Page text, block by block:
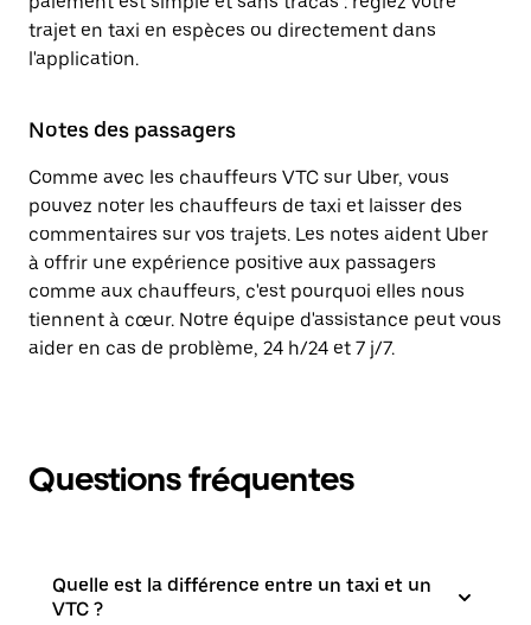
trajet en taxi en espèces ou directement dans
l'application.
Notes des passagers
Comme avec les chauffeurs VTC sur Uber, vous
pouvez noter les chauffeurs de taxi et laisser des
commentaires sur vos trajets. Les notes aident Uber
à offrir une expérience positive aux passagers
comme aux chauffeurs, c'est pourquoi elles nous
tiennent à cœur. Notre équipe d'assistance peut vous
aider en cas de problème, 24 h/24 et 7 j/7.
Questions fréquentes
Quelle est la différence entre un taxi et un
VTC ?